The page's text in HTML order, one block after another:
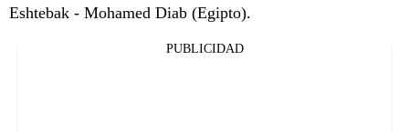
Eshtebak - Mohamed Diab (Egipto).
PUBLICIDAD